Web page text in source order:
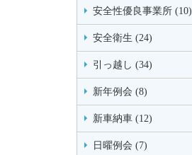
安全性優良事業所 (10)
安全衛生 (24)
引っ越し (34)
新年例会 (8)
新車納車 (12)
日曜例会 (7)